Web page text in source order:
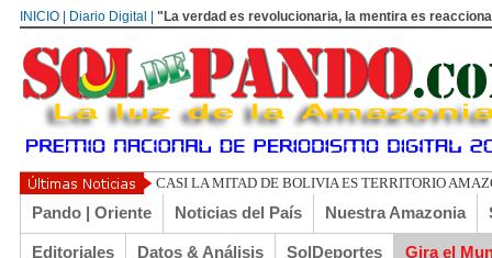
INICIO | Diario Digital | "La verdad es revolucionaria, la mentira es
CASI LA MITAD DE BOLIVIA ES TERRITORIO
Pando | Oriente Noticias del País Nuestra Amazonia
Editoriales Datos & Análisis SolDeportes Gira el